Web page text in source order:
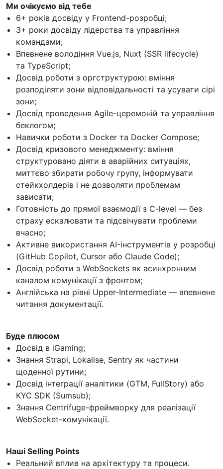
Ми очікуємо від тебе
6+ років досвіду у Frontend-розробці;
3+ роки досвіду лідерства та управління
командами;
Впевнене володіння Vue.js, Nuxt (SSR lifecycle)
та TypeScript;
Досвід роботи з оргструктурою: вміння
розподіляти зони відповідальності та усувати сірі
зони;
Досвід проведення Agile-церемоній та управління
беклогом;
Навички роботи з Docker та Docker Compose;
Досвід кризового менеджменту: вміння
структуровано діяти в аварійних ситуаціях,
миттєво збирати робочу групу, інформувати
стейкхолдерів і не дозволяти проблемам
зависати;
Готовність до прямої взаємодії з C-level — без
страху ескалювати та підсвічувати проблеми
вчасно;
Активне використання AI-інструментів у розробці
(GitHub Copilot, Cursor або Claude Code);
Досвід роботи з WebSockets як асинхронним
каналом комунікації з фронтом;
Англійська на рівні Upper-Intermediate — впевнене
читання документації.
Буде плюсом
Досвід в iGaming;
Знання Strapi, Lokalise, Sentry як частини
щоденної рутини;
Досвід інтеграції аналітики (GTM, FullStory) або
KYC SDK (Sumsub);
Знання Centrifuge-фреймворку для реалізації
WebSocket-комунікації.
Наші Selling Points
Реальний вплив на архітектуру та процеси.